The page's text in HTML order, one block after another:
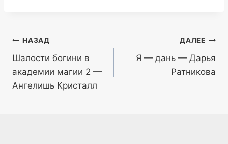
Навигация
по
записям
НАЗАД
Шалости богини в
академии магии 2 —
Ангелишь Кристалл
ДАЛЕЕ
Я — дань — Дарья
Ратникова